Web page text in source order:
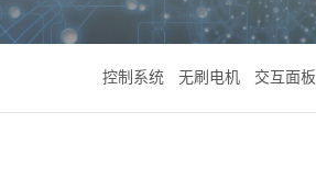
控制系统 无刷电机 交互面板